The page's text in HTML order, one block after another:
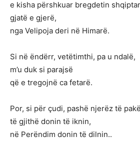
e kisha përshkuar bregdetin shqiptar
gjatë e gjerë,
nga Velipoja deri në Himarë.
Si në ëndërr, vetëtimthi, pa u ndalë,
m’u duk si parajsë
që e tregojnë ca fetarë.
Por, si për çudi, pashë njerëz të
të gjithë donin të iknin,
në Perëndim donin të dilnin..